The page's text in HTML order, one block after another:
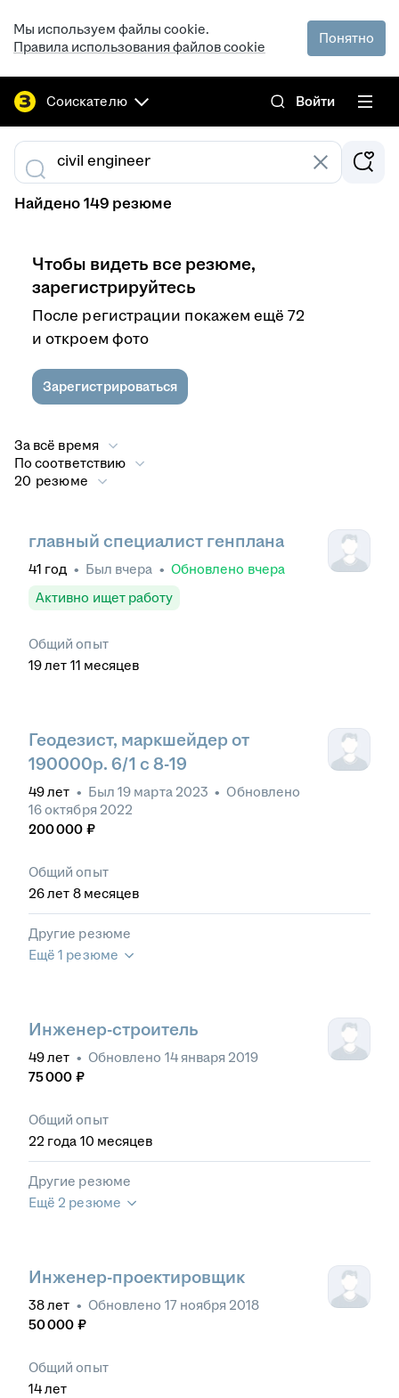
Мы используем файлы cookie.
Правила использования файлов cookie
Понятно
Соискателю Войти
Найдено 149 резюме
Чтобы видеть все резюме,
зарегистрируйтесь
После регистрации покажем ещё 72
и откроем фото
Зарегистрироваться
За всё время
По соответствию
20 резюме
главный специалист генплана
41 год • Был вчера • Обновлено вчера
Активно ищет работу
Общий опыт
19лет 11 месяцев
Геодезист, маркшейдер от
190000р. 6/1 с 8-19
49лет • Был 19 марта 2023 • Обновлено
16 октября 2022
200 000 ₽
Общий опыт
26лет 8 месяцев
Другие резюме
Ещё 1 резюме
Инженер-строитель
49лет • Обновлено 14 января 2019
75 000 ₽
Общий опыт
22 года 10 месяцев
Другие резюме
Ещё 2 резюме
Инженер-проектировщик
38лет • Обновлено 17 ноября 2018
50 000 ₽
Общий опыт
14лет